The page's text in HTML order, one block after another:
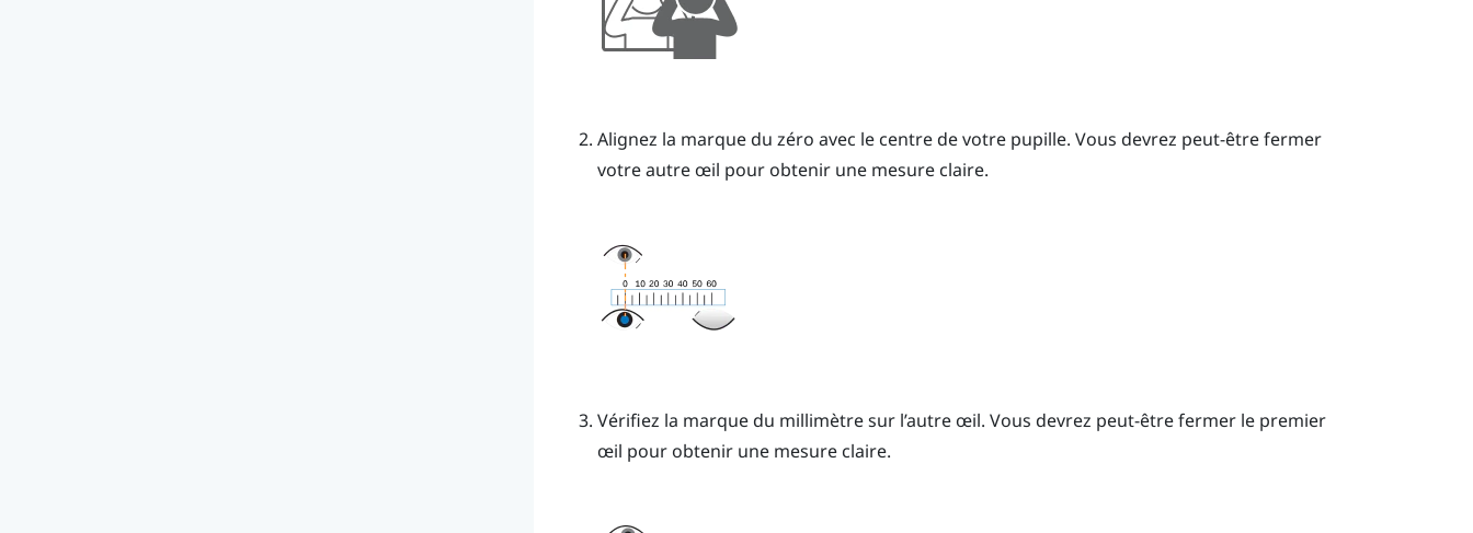
Alignez la marque du zéro avec le centre de votre pupille. Vous devrez peut-être fermer
votre autre œil pour obtenir une mesure claire.
Vérifiez la marque du millimètre sur l’autre œil. Vous devrez peut-être fermer le premier
œil pour obtenir une mesure claire.